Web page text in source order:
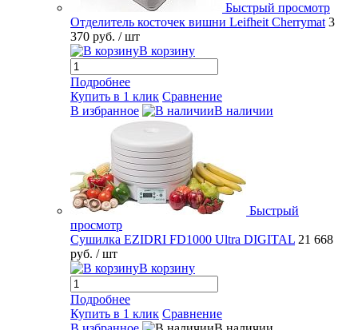
Быстрый просмотр
Отделитель косточек вишни Leifheit Cherrymat 3
370 руб. / шт
В корзину
Подробнее
Купить в 1 клик Сравнение
В избранное
В наличии
Быстрый
просмотр
Сушилка EZIDRI FD1000 Ultra DIGITAL 21 668
руб. / шт
В корзину
Подробнее
Купить в 1 клик Сравнение